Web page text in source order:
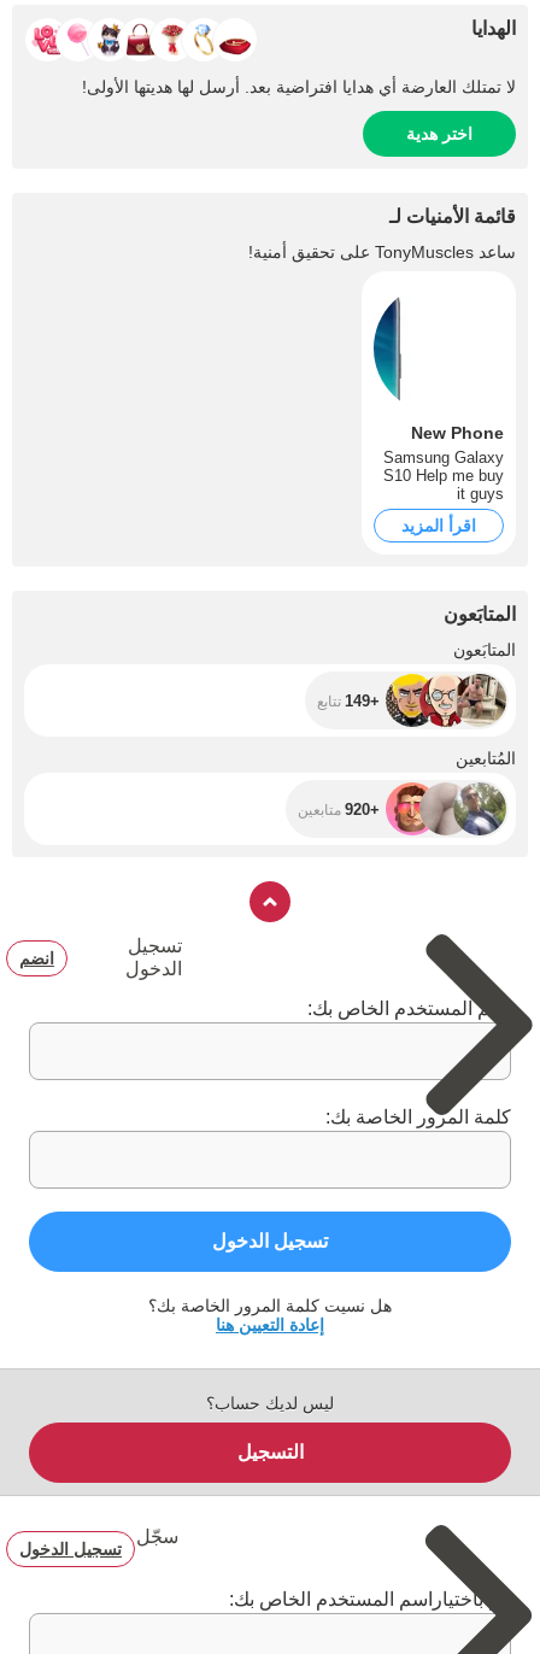
الهدايا
لا تمتلك العارضة أي هدايا افتراضية بعد. أرسل لها هديتها الأولى!
اختر هدية
قائمة الأمنيات لـ
ساعد TonyMuscles على تحقيق أمنية!
New Phone
Samsung Galaxy
S10 Help me buy
it guys
اقرأ المزيد
المتابَعون
المتابَعون
+149 تتابع
المُتابعين
+920 متابعين
تسجيل
الدخول
انضم
اسم المستخدم الخاص بك:
كلمة المرور الخاصة بك:
تسجيل الدخول
هل نسيت كلمة المرور الخاصة بك؟
إعادة التعيين هنا
ليس لديك حساب؟
التسجيل
سجّل
تسجيل الدخول
قم باختياراسم المستخدم الخاص بك: